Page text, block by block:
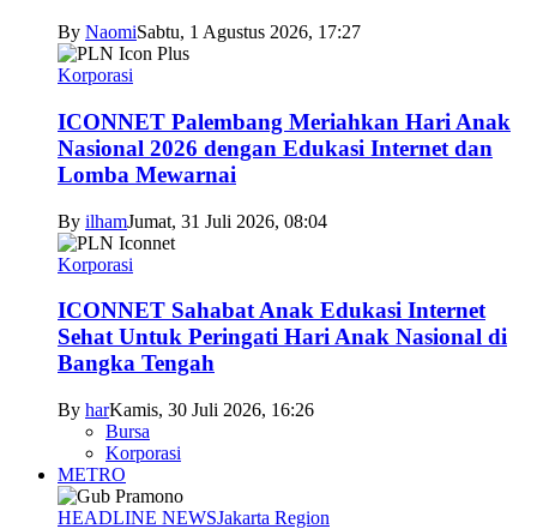
By NaomiSabtu, 1 Agustus 2026, 17:27
Korporasi
ICONNET Palembang Meriahkan Hari Anak
Nasional 2026 dengan Edukasi Internet dan
Lomba Mewarnai
By ilhamJumat, 31 Juli 2026, 08:04
Korporasi
ICONNET Sahabat Anak Edukasi Internet
Sehat Untuk Peringati Hari Anak Nasional di
Bangka Tengah
By harKamis, 30 Juli 2026, 16:26
Bursa
Korporasi
METRO
HEADLINE NEWSJakarta Region